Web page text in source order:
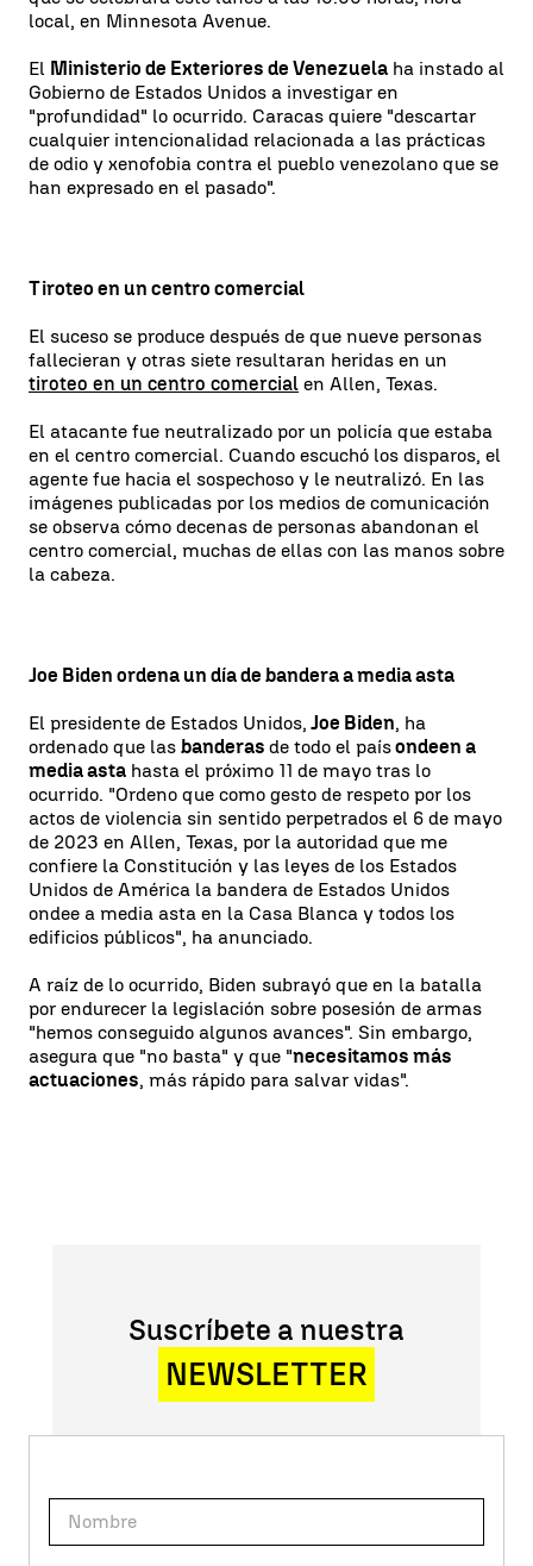
local, en Minnesota Avenue.
El Ministerio de Exteriores de Venezuela ha instado al
Gobierno de Estados Unidos a investigar en
"profundidad" lo ocurrido. Caracas quiere "descartar
cualquier intencionalidad relacionada a las prácticas
de odio y xenofobia contra el pueblo venezolano que se
han expresado en el pasado".
Tiroteo en un centro comercial
El suceso se produce después de que nueve personas
fallecieran y otras siete resultaran heridas en un
tiroteo en un centro comercial en Allen, Texas.
El atacante fue neutralizado por un policía que estaba
en el centro comercial. Cuando escuchó los disparos, el
agente fue hacia el sospechoso y le neutralizó. En las
imágenes publicadas por los medios de comunicación
se observa cómo decenas de personas abandonan el
centro comercial, muchas de ellas con las manos sobre
la cabeza.
Joe Biden ordena un día de bandera a media asta
El presidente de Estados Unidos, Joe Biden, ha
ordenado que las banderas de todo el paísondeen a
media asta hasta el próximo 11 de mayo tras lo
ocurrido. "Ordeno que como gesto de respeto por los
actos de violencia sin sentido perpetrados el 6 de mayo
de 2023 en Allen, Texas, por la autoridad que me
confiere la Constitución y las leyes de los Estados
Unidos de América la bandera de Estados Unidos
ondee a media asta en la Casa Blanca y todos los
edificios públicos", ha anunciado.
A raíz de lo ocurrido, Biden subrayó que en la batalla
por endurecer la legislación sobre posesión de armas
"hemos conseguido algunos avances". Sin embargo,
asegura que "no basta" y que "necesitamos más
actuaciones, más rápido para salvar vidas".
Suscríbete a nuestra
NEWSLETTER